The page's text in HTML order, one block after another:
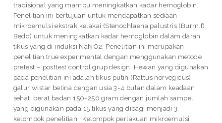
tradisional yang mampu meningkatkan kadar hemoglobin.
Penelitian ini bertujuan untuk mendapatkan sediaan
mikroemulsi ekstrak kelakai (Stenochlaena palustris (Burm.f)
Bedd) untuk meningkatkan kadar hemoglobin dalam darah
tikus yang di induksi NaNO2. Penelitian ini merupakan
penelitian true experimental dengan menggunakan metode
pretest – posttest control grup design. Hewan yang digunakan
pada penelitian ini adalah tikus putih (Rattus norvegicus)
galur wistar betina dengan usia 3-4 bulan dalam keadaan
sehat, berat badan 150-250 gram dengan jumlah sampel
yang digunakan pada 15 tikus yang dibagi menjadi 3
kelompok penelitian : Kelompok perlakuan mikroemulsi